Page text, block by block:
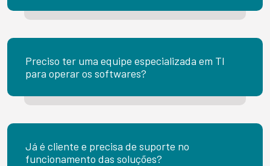
Preciso ter uma equipe especializada em TI
para operar os softwares?
Já é cliente e precisa de suporte no
funcionamento das soluções?